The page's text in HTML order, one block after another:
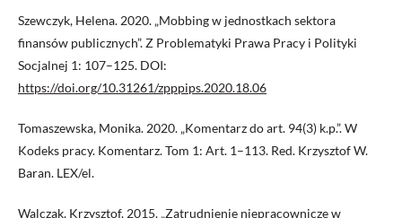
Szewczyk, Helena. 2020. „Mobbing w jednostkach sektora
finansów publicznych”. Z Problematyki Prawa Pracy i Polityki
Socjalnej 1: 107–125. DOI:
https://doi.org/10.31261/zpppips.2020.18.06
Tomaszewska, Monika. 2020. „Komentarz do art. 94(3) k.p.”. W
Kodeks pracy. Komentarz. Tom 1: Art. 1–113. Red. Krzysztof W.
Baran. LEX/el.
Walczak, Krzysztof. 2015. „Zatrudnienie niepracownicze w